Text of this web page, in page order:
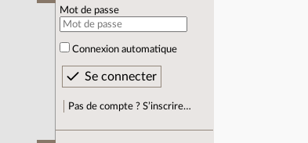
Mot de passe
Connexion automatique
Pas de compte ? S’inscrire…